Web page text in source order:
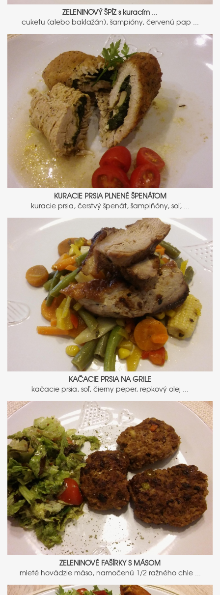
ZELENINOVÝ ŠPÍZ s kuracím ...
cuketu (alebo baklažán), šampióny, červenú pap ...
KURACIE PRSIA PLNENÉ ŠPENÁTOM
kuracie prsia, čerstvý špenát, šampiňóny, soľ, ...
KAČACIE PRSIA NA GRILE
kačacie prsia, soľ, čierny peper, repkový olej ...
ZELENINOVÉ FAŠÍRKY S MÁSOM
mleté hovädzie mäso, namočenú 1/2 ražného chle ...